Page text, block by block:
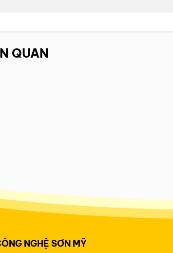
QUAN
NGHỆ SƠN MỸ